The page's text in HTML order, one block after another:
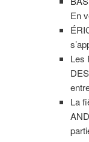
En
Les
La